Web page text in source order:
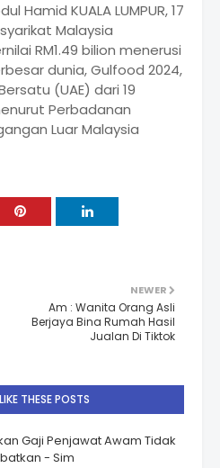
Hamid KUALA LUMPUR, 17
Malaysia
RM1.49 bilion menerusi
dunia, Gulfood 2024,
(UAE) dari 19
Perbadanan
Luar Malaysia
NEWER
Am : Wanita Orang Asli
Berjaya Bina Rumah Hasil
Jualan Di Tiktok
THESE POSTS
Gaji Penjawat Awam Tidak
- Sim